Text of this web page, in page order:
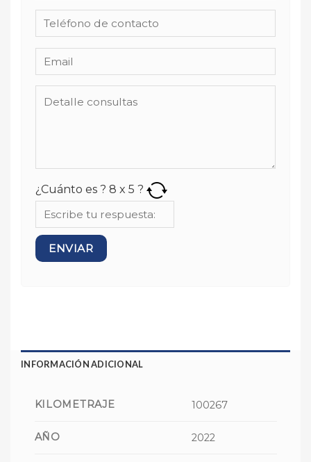
¿Cuánto es ? 8 x 5 ?
INFORMACIÓN ADICIONAL
KILOMETRAJE 100267
AÑO 2022